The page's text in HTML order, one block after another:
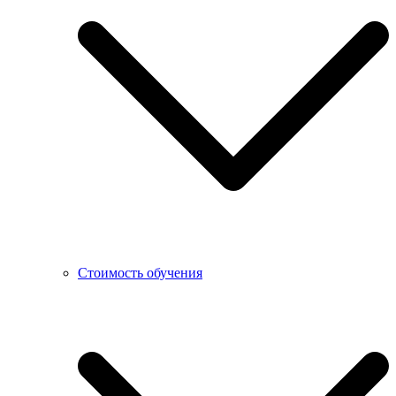
Стоимость обучения